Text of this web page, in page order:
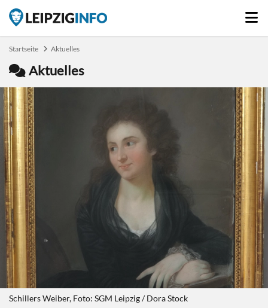
Startseite Aktuelles
Aktuelles
Schillers Weiber, Foto: SGM Leipzig / Dora Stock